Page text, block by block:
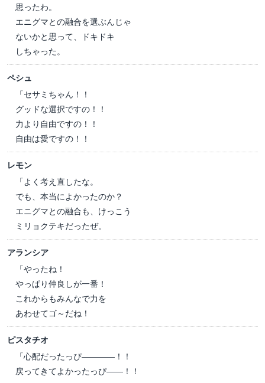
思ったわ。
エニグマとの融合を選ぶんじゃ
ないかと思って、ドキドキ
しちゃった。
ペシュ
「セサミちゃん！！
グッドな選択ですの！！
力より自由ですの！！
自由は愛ですの！！
レモン
「よく考え直したな。
でも、本当によかったのか？
エニグマとの融合も、けっこう
ミリョクテキだったぜ。
アランシア
「やったね！
やっぱり仲良しが一番！
これからもみんなで力を
あわせてゴ～だね！
ピスタチオ
「心配だったっぴ――――！！
戻ってきてよかったっぴ――！！